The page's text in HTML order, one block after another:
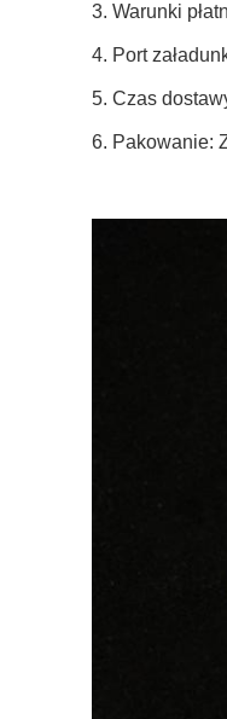
3. Warunki
4. Port
5. Czas
6. Pakowanie: